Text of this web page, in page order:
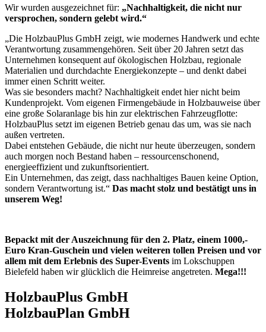
Wir wurden ausgezeichnet für: „Nachhaltigkeit, die nicht nur
versprochen, sondern gelebt wird.“
„Die HolzbauPlus GmbH zeigt, wie modernes Handwerk und echte
Verantwortung zusammengehören. Seit über 20 Jahren setzt das
Unternehmen konsequent auf ökologischen Holzbau, regionale
Materialien und durchdachte Energiekonzepte – und denkt dabei
immer einen Schritt weiter.
Was sie besonders macht? Nachhaltigkeit endet hier nicht beim
Kundenprojekt. Vom eigenen Firmengebäude in Holzbauweise über
eine große Solaranlage bis hin zur elektrischen Fahrzeugflotte:
HolzbauPlus setzt im eigenen Betrieb genau das um, was sie nach
außen vertreten.
Dabei entstehen Gebäude, die nicht nur heute überzeugen, sondern
auch morgen noch Bestand haben – ressourcenschonend,
energieeffizient und zukunftsorientiert.
Ein Unternehmen, das zeigt, dass nachhaltiges Bauen keine Option,
sondern Verantwortung ist.“ Das macht stolz und bestätigt uns in
unserem Weg!
Bepackt mit der Auszeichnung für den 2. Platz, einem 1000,-
Euro Kran-Guschein und vielen weiteren tollen Preisen und vor
allem mit dem Erlebnis des Super-Events im Lokschuppen
Bielefeld haben wir glücklich die Heimreise angetreten. Mega!!!
HolzbauPlus GmbH
HolzbauPlan GmbH